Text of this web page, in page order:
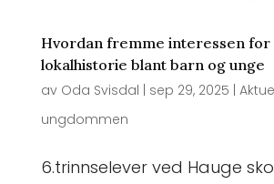
Hvordan fremme interessen for
lokalhistorie blant barn og unge
av Oda Svisdal sep 29, 2025
ungdommen
6.trinnselever ved Hauge